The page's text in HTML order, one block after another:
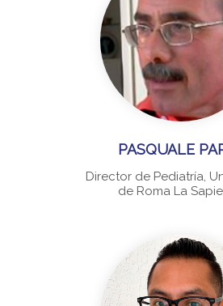
PASQUALE
Director de Pediatría,
de Roma La